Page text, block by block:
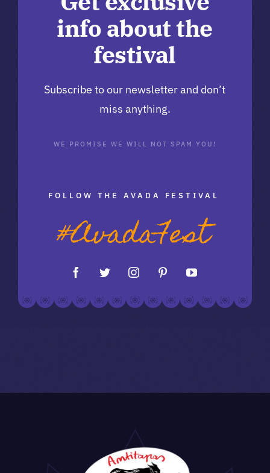
info about the
festival
Subscribe to our newsletter and don’t
miss anything.
WE PROMISE WE WILL NOT SPAM YOU!
FOLLOW THE AVADA FESTIVAL